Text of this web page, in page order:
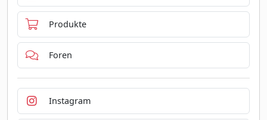
Produkte
Foren
Instagram